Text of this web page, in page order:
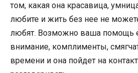
том, какая она красавица,
любите и жить без нее не
любят. Возможно ваша помощь
внимание, комплименты,
времени и она пойдет на